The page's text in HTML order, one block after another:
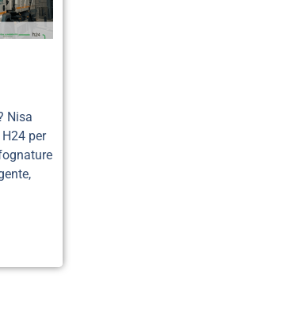
Nisa
per